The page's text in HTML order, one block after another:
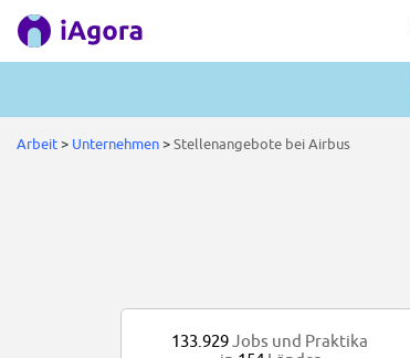
Arbeit> Unternehmen>Stellenangebote bei Airbus
133.929Jobs und Praktika